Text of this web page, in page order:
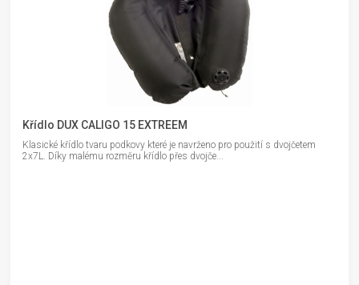
Křídlo DUX CALIGO 15 EXTREEM
Klasické křídlo tvaru podkovy které je navrženo pro použití s dvojčetem
2x7L. Díky malému rozměru křídlo přes dvojče...